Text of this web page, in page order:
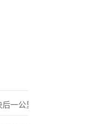
一公里配送服务